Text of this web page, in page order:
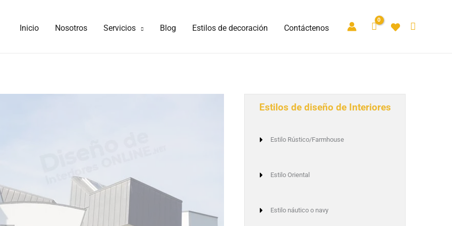
Inicio Nosotros Servicios Blog Estilos de decoración Contáctenos
Estilos de diseño de Interiores
Estilo Rústico/Farmhouse
Estilo Oriental
Estilo náutico o navy